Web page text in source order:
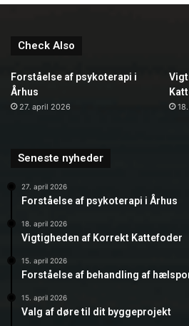
Check Also
Forståelse af psykoterapi i
Århus
27. april 2026
Seneste nyheder
27. april 2026
Forståelse af psykoterapi i Århus
18. april 2026
Vigtigheden af Korrekt Kattefoder
15. april 2026
Forståelse af behandling af
15. april 2026
Valg af døre til dit byggeprojekt